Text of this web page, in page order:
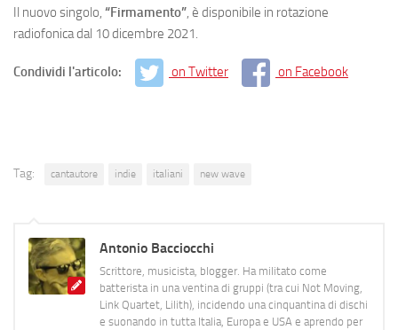
Il nuovo singolo, “Firmamento”, è disponibile in rotazione
radiofonica dal 10 dicembre 2021.
Condividi l'articolo: on Twitter on Facebook
Tag: cantautore indie italiani new wave
Antonio Bacciocchi
Scrittore, musicista, blogger. Ha militato come
batterista in una ventina di gruppi (tra cui Not Moving,
Link Quartet, Lilith), incidendo una cinquantina di dischi
e suonando in tutta Italia, Europa e USA e aprendo per